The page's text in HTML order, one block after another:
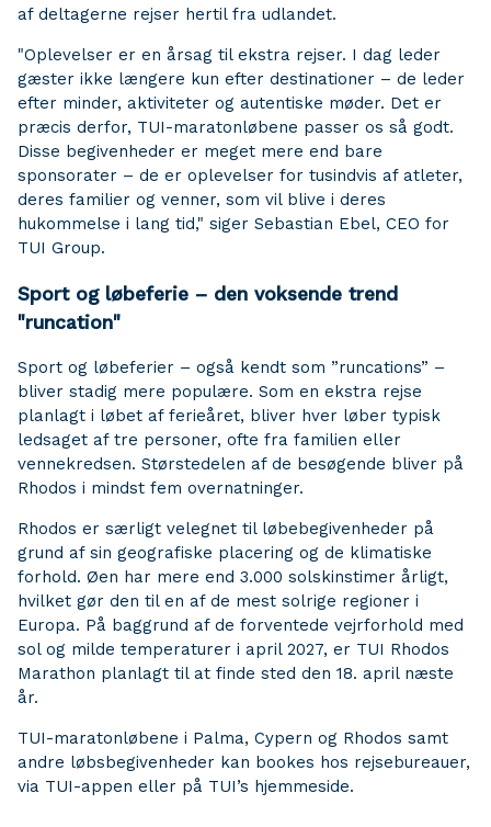
af deltagerne rejser hertil fra udlandet.
"Oplevelser er en årsag til ekstra rejser. I dag leder
gæster ikke længere kun efter destinationer – de leder
efter minder, aktiviteter og autentiske møder. Det er
præcis derfor, TUI-maratonløbene passer os så godt.
Disse begivenheder er meget mere end bare
sponsorater – de er oplevelser for tusindvis af atleter,
deres familier og venner, som vil blive i deres
hukommelse i lang tid," siger Sebastian Ebel, CEO for
TUI Group.
Sport og løbeferie – den voksende trend
"runcation"
Sport og løbeferier – også kendt som ”runcations” –
bliver stadig mere populære. Som en ekstra rejse
planlagt i løbet af ferieåret, bliver hver løber typisk
ledsaget af tre personer, ofte fra familien eller
vennekredsen. Størstedelen af de besøgende bliver på
Rhodos i mindst fem overnatninger.
Rhodos er særligt velegnet til løbebegivenheder på
grund af sin geografiske placering og de klimatiske
forhold. Øen har mere end 3.000 solskinstimer årligt,
hvilket gør den til en af de mest solrige regioner i
Europa. På baggrund af de forventede vejrforhold med
sol og milde temperaturer i april 2027, er TUI Rhodos
Marathon planlagt til at finde sted den 18. april næste
år.
TUI-maratonløbene i Palma, Cypern og Rhodos samt
andre løbsbegivenheder kan bookes hos rejsebureauer,
via TUI-appen eller på TUI’s hjemmeside.